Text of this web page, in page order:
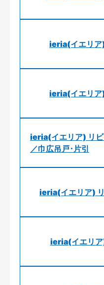
ieria(イエリア
ieria(イエリア
ieria(イエリア) リビ
／巾広吊戸･片引
ieria(イエリア)
ieria(イエリア